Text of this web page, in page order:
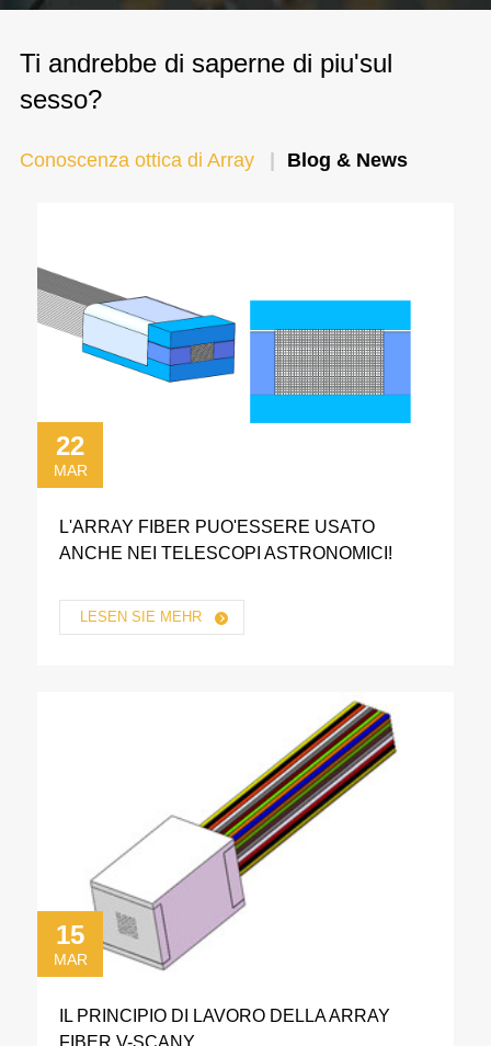
Ti andrebbe di saperne di piu'sul
sesso?
Conoscenza ottica di Array Blog & News
22
MAR
L'ARRAY FIBER PUO'ESSERE USATO
ANCHE NEI TELESCOPI ASTRONOMICI!
LESEN SIE MEHR
15
MAR
IL PRINCIPIO DI LAVORO DELLA ARRAY